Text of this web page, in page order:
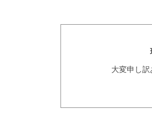
大変申し訳